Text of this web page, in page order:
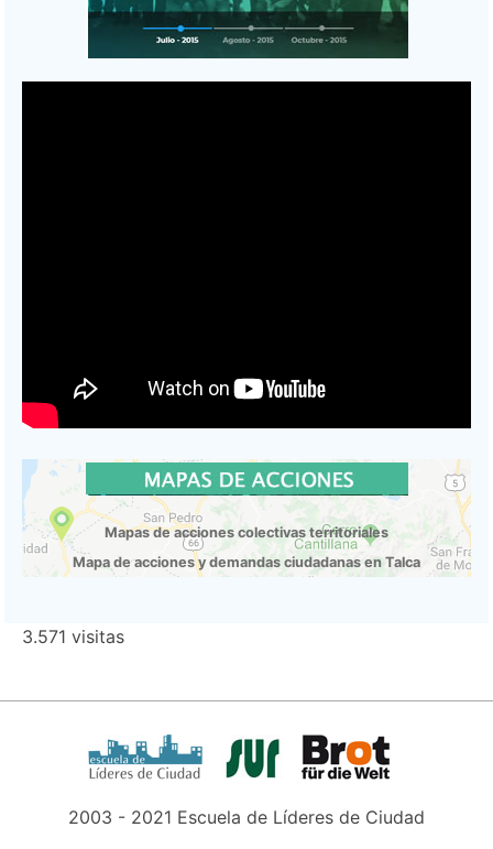
Mapas de acciones colectivas territoriales
Mapa de acciones y demandas ciudadanas en Talca
3.571 visitas
2003 - 2021 Escuela de Líderes de Ciudad